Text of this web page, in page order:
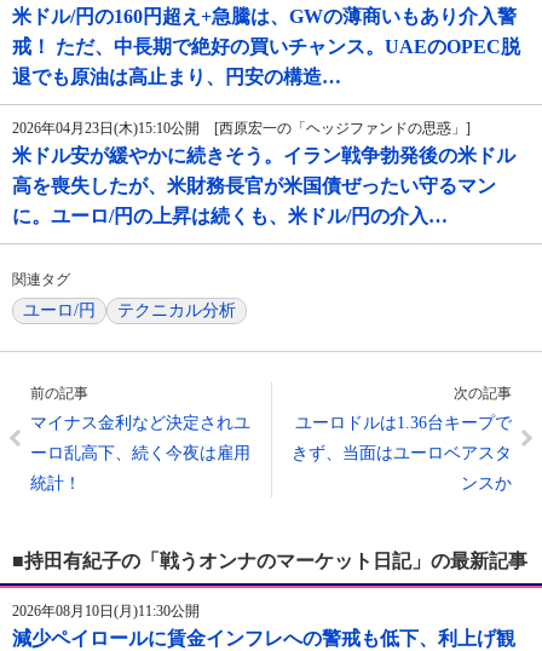
米ドル/円の160円超え+急騰は、GWの薄商いもあり介入警
戒！ ただ、中長期で絶好の買いチャンス。UAEのOPEC脱
退でも原油は高止まり、円安の構造…
2026年04月23日(木)15:10公開 [西原宏一の「ヘッジファンドの思惑」]
米ドル安が緩やかに続きそう。イラン戦争勃発後の米ドル
高を喪失したが、米財務長官が米国債ぜったい守るマン
に。ユーロ/円の上昇は続くも、米ドル/円の介入…
関連タグ
ユーロ/円 テクニカル分析
前の記事
マイナス金利など決定されユ
ーロ乱高下、続く今夜は雇用
統計！
次の記事
ユーロドルは1.36台キープで
きず、当面はユーロベアスタ
ンスか
■持田有紀子の「戦うオンナのマーケット日記」の最新記事
2026年08月10日(月)11:30公開
減少ペイロールに賃金インフレへの警戒も低下、利上げ観